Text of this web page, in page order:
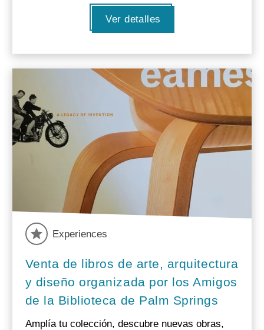
Ver detalles
Experiences
Venta de libros de arte, arquitectura
y diseño organizada por los Amigos
de la Biblioteca de Palm Springs
Amplía tu colección, descubre nuevas obras,